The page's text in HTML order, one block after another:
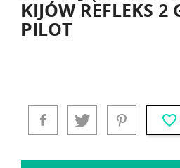
KIJÓW REFLEKS 2
PILOT
favorite_border